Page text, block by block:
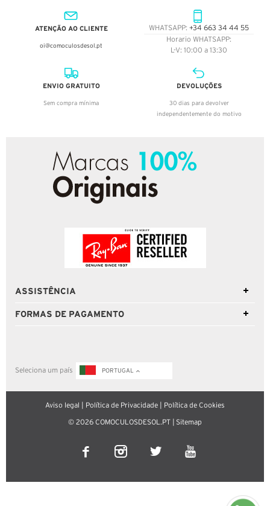
ATENÇÃO AO CLIENTE
oi@comoculosdesol.pt
WHATSAPP: +34 663 34 44 55
Horario WHATSAPP:
L-V: 10:00 a 13:30
ENVIO GRATUITO
Sem compra mínima
DEVOLUÇÕES
30 dias para devolver
independentemente do motivo
ASSISTÊNCIA
FORMAS DE PAGAMENTO
Seleciona um país PORTUGAL
Aviso legal Política de Privacidade Política de Cookies
© 2026 COMOCULOSDESOL.PT | Sitemap